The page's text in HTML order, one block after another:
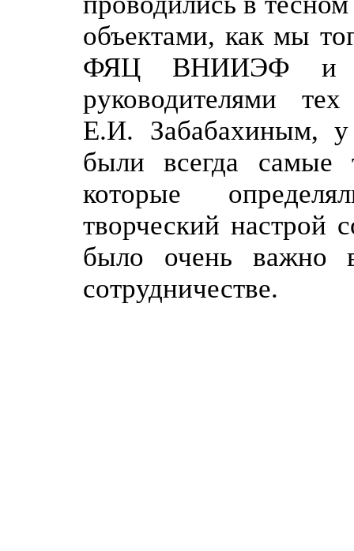
объектами, как мы
ФЯЦ ВНИИЭФ
руководителями
Е.И. Забабахиным, у
были всегда самые
которые
творческий настрой
было очень важно
сотрудничестве.